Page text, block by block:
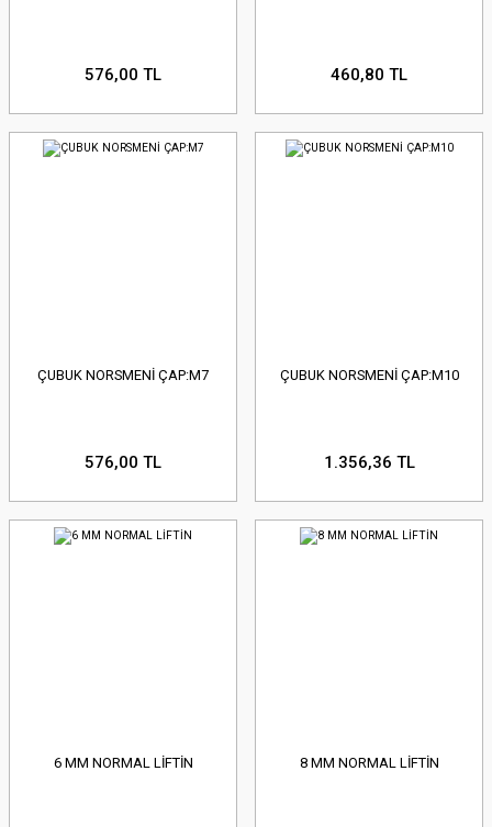
576,00 TL 460,80 TL
ÇUBUK NORSMENİ ÇAP:M7
576,00 TL
ÇUBUK NORSMENİ ÇAP:M10
1.356,36 TL
6 MM NORMAL LİFTİN 8 MM NORMAL LİFTİN